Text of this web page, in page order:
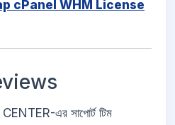
cPanel WHM License
এর সাপোর্ট টিম